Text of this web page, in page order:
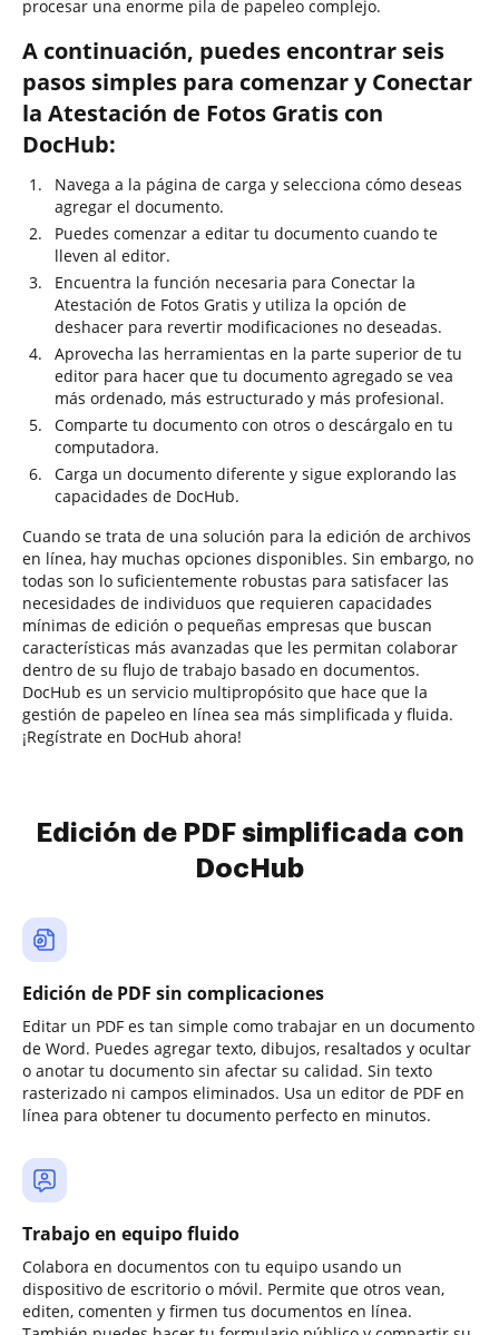
procesar una enorme pila de papeleo complejo.
A continuación, puedes encontrar seis
pasos simples para comenzar y Conectar
la Atestación de Fotos Gratis con
DocHub:
Navega a la página de carga y selecciona cómo deseas
agregar el documento.
Puedes comenzar a editar tu documento cuando te
lleven al editor.
Encuentra la función necesaria para Conectar la
Atestación de Fotos Gratis y utiliza la opción de
deshacer para revertir modificaciones no deseadas.
Aprovecha las herramientas en la parte superior de tu
editor para hacer que tu documento agregado se vea
más ordenado, más estructurado y más profesional.
Comparte tu documento con otros o descárgalo en tu
computadora.
Carga un documento diferente y sigue explorando las
capacidades de DocHub.
Cuando se trata de una solución para la edición de archivos
en línea, hay muchas opciones disponibles. Sin embargo, no
todas son lo suficientemente robustas para satisfacer las
necesidades de individuos que requieren capacidades
mínimas de edición o pequeñas empresas que buscan
características más avanzadas que les permitan colaborar
dentro de su flujo de trabajo basado en documentos.
DocHub es un servicio multipropósito que hace que la
gestión de papeleo en línea sea más simplificada y fluida.
¡Regístrate en DocHub ahora!
Edición de PDF simplificada con
DocHub
Edición de PDF sin complicaciones
Editar un PDF es tan simple como trabajar en un documento
de Word. Puedes agregar texto, dibujos, resaltados y ocultar
o anotar tu documento sin afectar su calidad. Sin texto
rasterizado ni campos eliminados. Usa un editor de PDF en
línea para obtener tu documento perfecto en minutos.
Trabajo en equipo fluido
Colabora en documentos con tu equipo usando un
dispositivo de escritorio o móvil. Permite que otros vean,
editen, comenten y firmen tus documentos en línea.